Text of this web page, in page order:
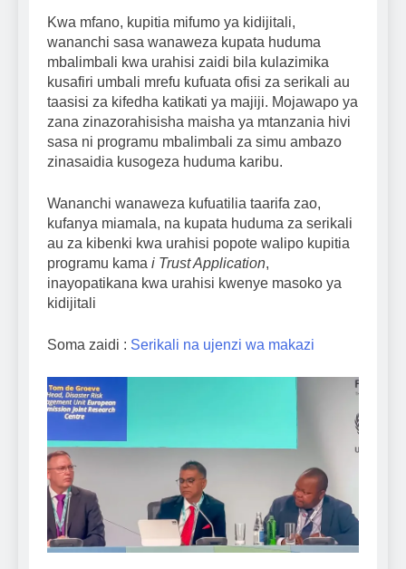
Kwa mfano, kupitia mifumo ya kidijitali,
wananchi sasa wanaweza kupata huduma
mbalimbali kwa urahisi zaidi bila kulazimika
kusafiri umbali mrefu kufuata ofisi za serikali au
taasisi za kifedha katikati ya majiji. Mojawapo ya
zana zinazorahisisha maisha ya mtanzania hivi
sasa ni programu mbalimbali za simu ambazo
zinasaidia kusogeza huduma karibu.
Wananchi wanaweza kufuatilia taarifa zao,
kufanya miamala, na kupata huduma za serikali
au za kibenki kwa urahisi popote walipo kupitia
programu kama i Trust Application,
inayopatikana kwa urahisi kwenye masoko ya
kidijitali
Soma zaidi : Serikali na ujenzi wa makazi